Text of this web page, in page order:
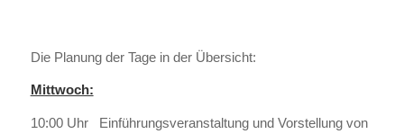
Die Planung der Tage in der Übersicht:
Mittwoch:
10:00 Uhr Einführungsveranstaltung und Vorstellung von